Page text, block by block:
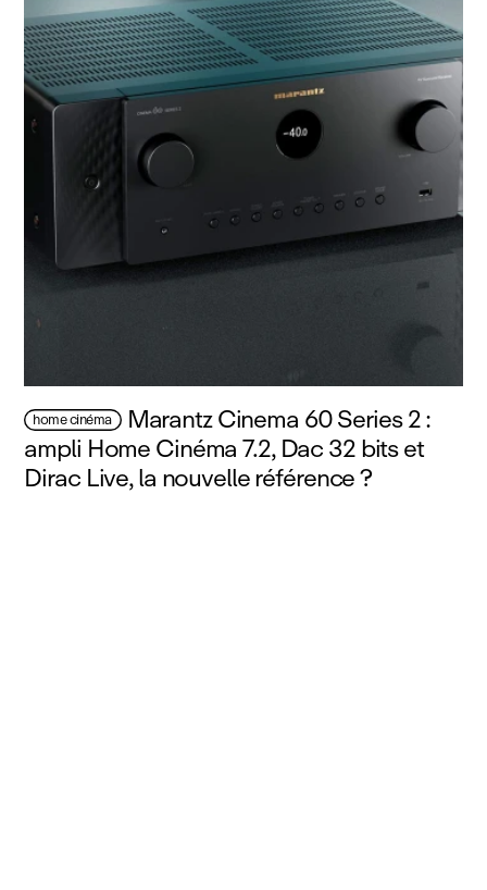
home cinéma Marantz Cinema 60 Series 2 :
ampli Home Cinéma 7.2, Dac 32 bits et
Dirac Live, la nouvelle référence ?